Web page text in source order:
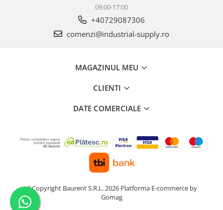
09:00-17:00
+40729087306
comenzi@industrial-supply.ro
MAGAZINUL MEU
CLIENTI
DATE COMERCIALE
©Copyright Baurent S.R.L. 2026 Platforma E-commerce by
Gomag